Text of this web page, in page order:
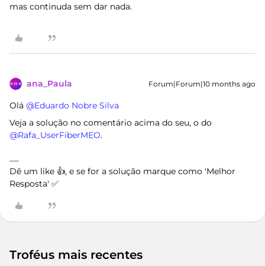
mas continuda sem dar nada.
ana_Paula Forum|Forum|10 months ago
Olá ​ @Eduardo Nobre Silva
Veja a solução no comentário acima do seu, o do ​
@Rafa_UserFiberMEO.
Dê um like 👍, e se for a solução marque como 'Melhor
Resposta' ✅
Troféus mais recentes